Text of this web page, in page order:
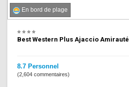
En bord de plage
Best Western Plus Ajaccio Amirauté
8.7 Personnel
(2,604 commentaires)